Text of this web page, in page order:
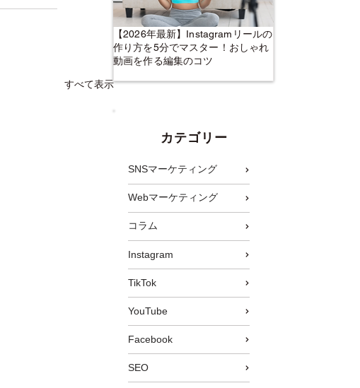
すべて表示
【2026年最新】Instagramリールの
作り方を5分でマスター！おしゃれ
動画を作る編集のコツ
カテゴリー
SNSマーケティング
Webマーケティング
コラム
Instagram
TikTok
YouTube
Facebook
SEO